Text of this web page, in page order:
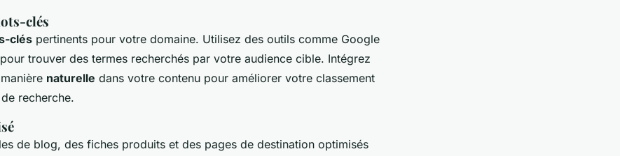
clés
clés pertinents pour votre domaine. Utilisez des outils comme Google
trouver des termes recherchés par votre audience cible. Intégrez
naturelle dans votre contenu pour améliorer votre classement
recherche.
de blog, des fiches produits et des pages de destination optimisés